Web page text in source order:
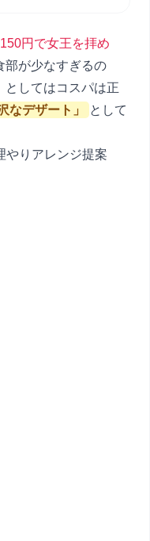
150円で女王を拝め
部が少なすぎるの
としてはコスパは正
なデザート」
として
やりアレンジ提案